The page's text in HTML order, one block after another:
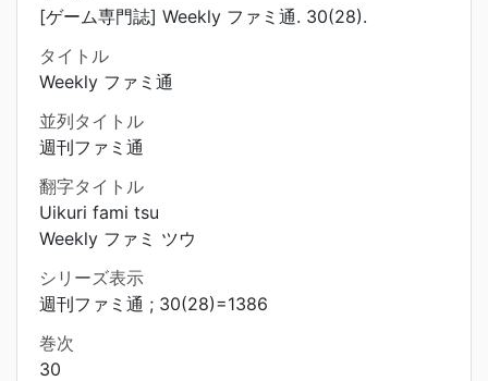
[ゲーム専門誌] Weekly ファミ通. 30(28).
タイトル
Weekly ファミ通
並列タイトル
週刊ファミ通
翻字タイトル
Uikuri fami tsu
Weekly ファミ ツウ
シリーズ表示
週刊ファミ通 ; 30(28)=1386
巻次
30